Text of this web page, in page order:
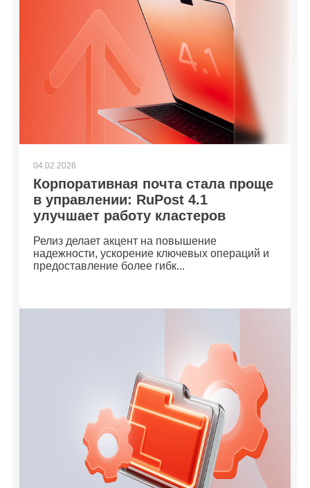
04.02.2026
Корпоративная почта стала проще
в управлении: RuPost 4.1
улучшает работу кластеров
Релиз делает акцент на повышение
надежности, ускорение ключевых операций и
предоставление более гибк...